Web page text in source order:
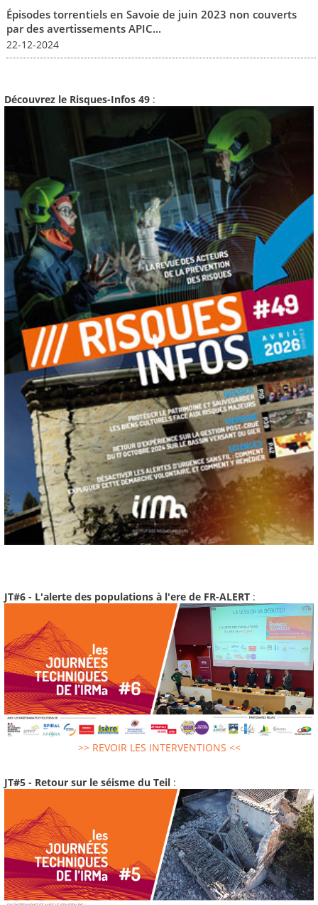
Épisodes torrentiels en Savoie de juin 2023 non couverts
par des avertissements APIC...
22-12-2024
Découvrez le Risques-Infos 49 :
JT#6 - L'alerte des populations à l'ere de FR-ALERT :
>> REVOIR LES INTERVENTIONS <<
JT#5 - Retour sur le séisme du Teil :